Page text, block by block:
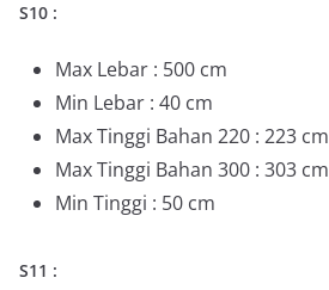
S10 :
Max Lebar : 500 cm
Min Lebar : 40 cm
Max Tinggi Bahan 220 : 223 cm
Max Tinggi Bahan 300 : 303 cm
Min Tinggi : 50 cm
S11 :